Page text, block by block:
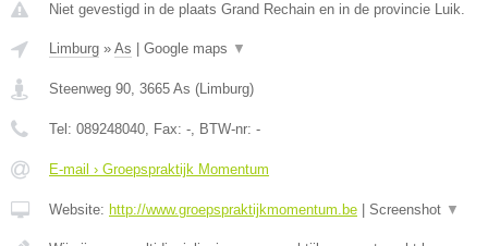
Niet gevestigd in de plaats Grand Rechain en in de provincie Luik.
Limburg » As Google maps ▼
Steenweg 90, 3665 As (Limburg)
Tel: 089248040, Fax: -, BTW-nr: -
E-mail › Groepspraktijk Momentum
Website: http://www.groepspraktijkmomentum.be Screenshot ▼